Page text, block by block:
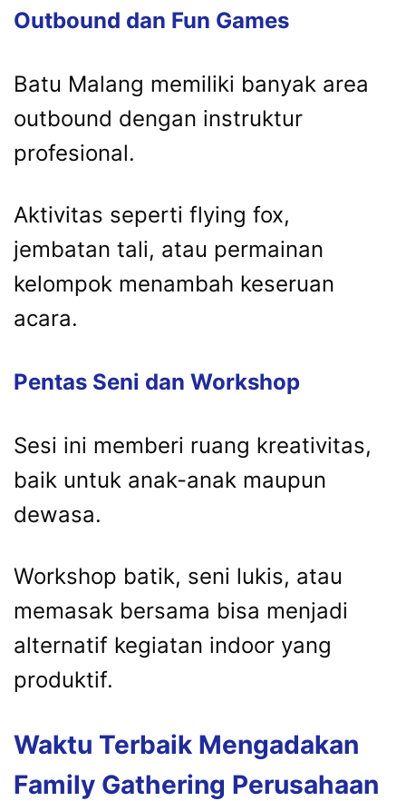
Outbound dan Fun Games
Batu Malang memiliki banyak area
outbound dengan instruktur
profesional.
Aktivitas seperti flying fox,
jembatan tali, atau permainan
kelompok menambah keseruan
acara.
Pentas Seni dan Workshop
Sesi ini memberi ruang kreativitas,
baik untuk anak-anak maupun
dewasa.
Workshop batik, seni lukis, atau
memasak bersama bisa menjadi
alternatif kegiatan indoor yang
produktif.
Waktu Terbaik Mengadakan
Family Gathering Perusahaan